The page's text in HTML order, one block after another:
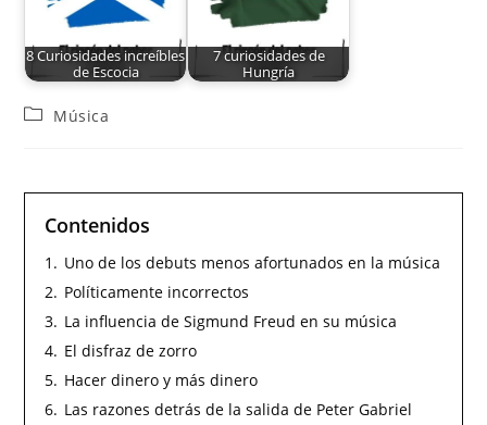
8 Curiosidades increíbles
de Escocia
7 curiosidades de
Hungría
Música
Contenidos
1. Uno de los debuts menos afortunados en la música
2. Políticamente incorrectos
3. La influencia de Sigmund Freud en su música
4. El disfraz de zorro
5. Hacer dinero y más dinero
6. Las razones detrás de la salida de Peter Gabriel